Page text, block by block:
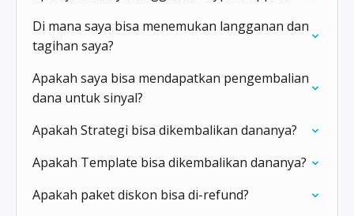
Di mana saya bisa menemukan langganan dan
tagihan saya?
Apakah saya bisa mendapatkan pengembalian
dana untuk sinyal?
Apakah Strategi bisa dikembalikan dananya?
Apakah Template bisa dikembalikan dananya?
Apakah paket diskon bisa di-refund?